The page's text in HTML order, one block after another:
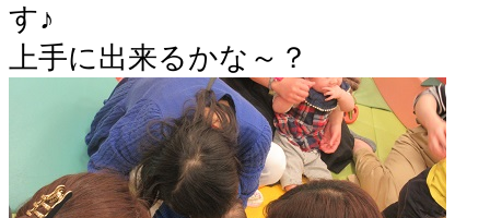
す♪
上手に出来るかな～？